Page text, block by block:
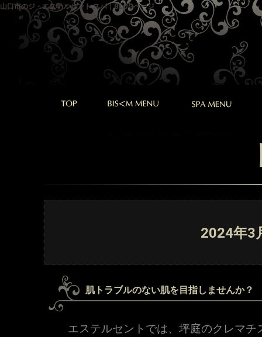
山口市のジ・エステルセント スパ｜BLOGページ
2024年3
肌トラブルのない肌を目指しませんか？
エステルセントでは、坪庭のクレマ